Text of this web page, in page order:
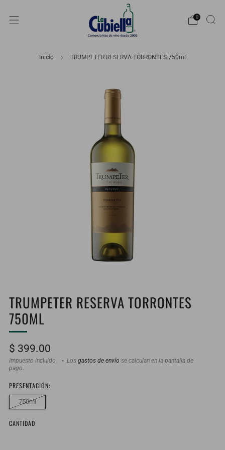
0
Inicio TRUMPETER RESERVA TORRONTES 750ml
TRUMPETER RESERVA TORRONTES
750ML
Precio
habitual
$ 399.00
Impuesto incluido. Los gastos de envío se calculan en la pantalla de
pago.
PRESENTACIÓN:
750ml
CANTIDAD